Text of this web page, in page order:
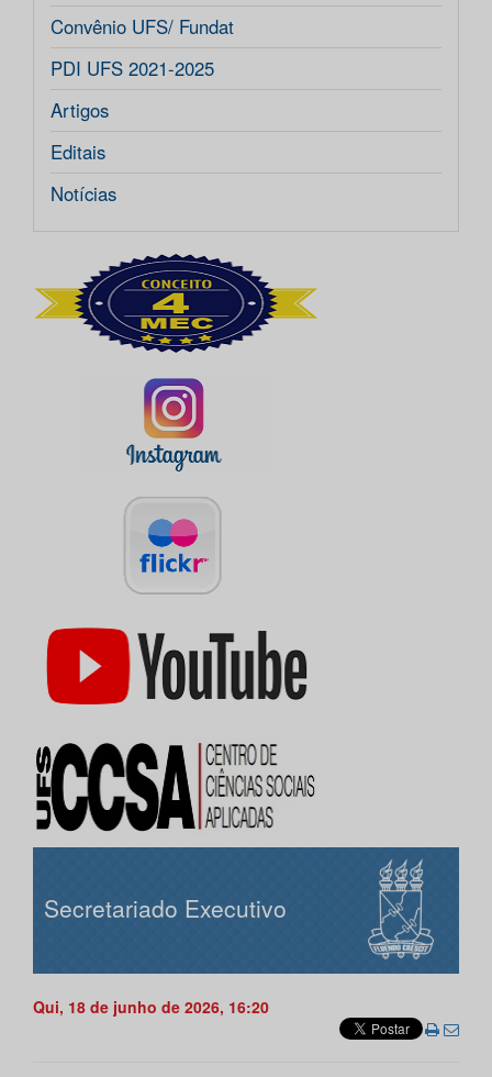
Convênio UFS/ Fundat
PDI UFS 2021-2025
Artigos
Editais
Notícias
Secretariado Executivo
Qui, 18 de junho de 2026, 16:20